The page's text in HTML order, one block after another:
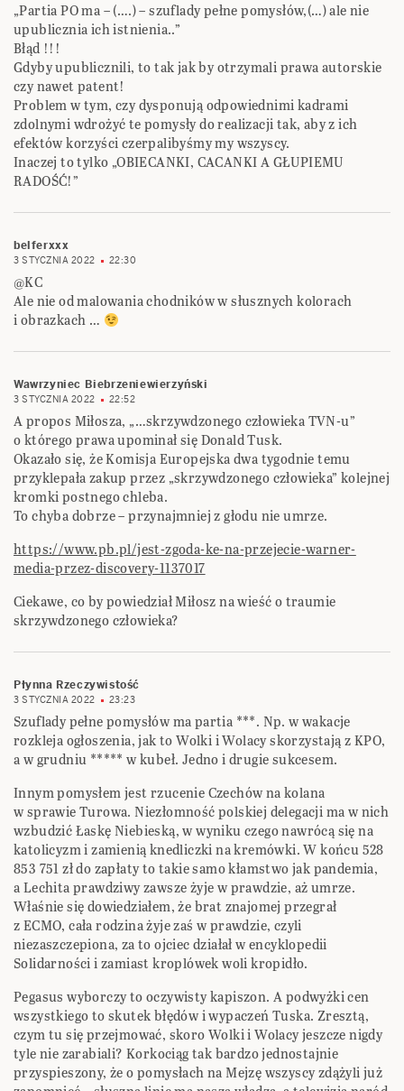
„Partia PO ma – (….) – szuflady pełne pomysłów,(…) ale nie
upublicznia ich istnienia..”
Błąd !!!
Gdyby upublicznili, to tak jak by otrzymali prawa autorskie
czy nawet patent!
Problem w tym, czy dysponują odpowiednimi kadrami
zdolnymi wdrożyć te pomysły do realizacji tak, aby z ich
efektów korzyści czerpalibyśmy my wszyscy.
Inaczej to tylko „OBIECANKI, CACANKI A GŁUPIEMU
RADOŚĆ!”
belferxxx
3 STYCZNIA 2022 22:30
@KC
Ale nie od malowania chodników w słusznych kolorach
i obrazkach …
Wawrzyniec Biebrzeniewierzyński
3 STYCZNIA 2022 22:52
A propos Miłosza, „…skrzywdzonego człowieka TVN-u”
o którego prawa upominał się Donald Tusk.
Okazało się, że Komisja Europejska dwa tygodnie temu
przyklepała zakup przez „skrzywdzonego człowieka” kolejnej
kromki postnego chleba.
To chyba dobrze – przynajmniej z głodu nie umrze.
https://www.pb.pl/jest-zgoda-ke-na-przejecie-warner-
media-przez-discovery-1137017
Ciekawe, co by powiedział Miłosz na wieść o traumie
skrzywdzonego człowieka?
Płynna Rzeczywistość
3 STYCZNIA 2022 23:23
Szuflady pełne pomysłów ma partia ***. Np. w wakacje
rozkleja ogłoszenia, jak to Wolki i Wolacy skorzystają z KPO,
a w grudniu ***** w kubeł. Jedno i drugie sukcesem.
Innym pomysłem jest rzucenie Czechów na kolana
w sprawie Turowa. Niezłomność polskiej delegacji ma w nich
wzbudzić Łaskę Niebieską, w wyniku czego nawrócą się na
katolicyzm i zamienią knedliczki na kremówki. W końcu 528
853 751 zł do zapłaty to takie samo kłamstwo jak pandemia,
a Lechita prawdziwy zawsze żyje w prawdzie, aż umrze.
Właśnie się dowiedziałem, że brat znajomej przegrał
z ECMO, cała rodzina żyje zaś w prawdzie, czyli
niezaszczepiona, za to ojciec działał w encyklopedii
Solidarności i zamiast kroplówek woli kropidło.
Pegasus wyborczy to oczywisty kapiszon. A podwyżki cen
wszystkiego to skutek błędów i wypaczeń Tuska. Zresztą,
czym tu się przejmować, skoro Wolki i Wolacy jeszcze nigdy
tyle nie zarabiali? Korkociąg tak bardzo jednostajnie
przyspieszony, że o pomysłach na Mejzę wszyscy zdążyli już